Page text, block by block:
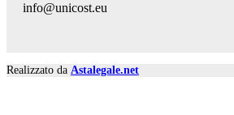
info@unicost.eu
Realizzato da Astalegale.net